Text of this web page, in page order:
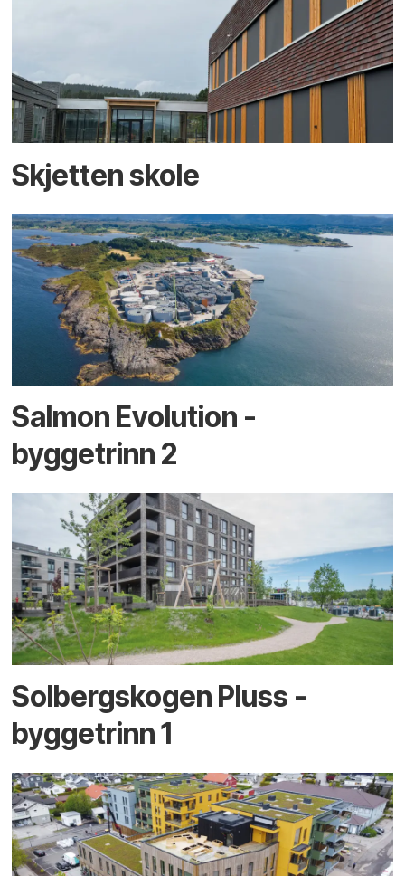
Skjetten skole
Salmon Evolution -
byggetrinn 2
Solbergskogen Pluss -
byggetrinn 1